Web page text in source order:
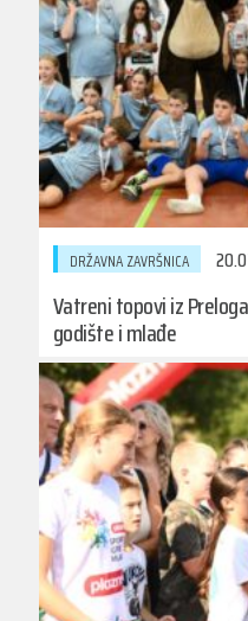
DRŽAVNA ZAVRŠNICA
Vatreni topovi iz
godište i mlađe